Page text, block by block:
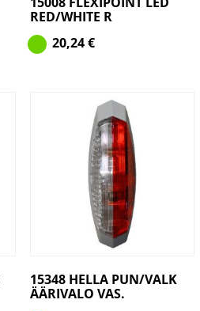
RED/WHITE R
20,24€
15348 HELLA PUN/VALK
ÄÄRIVALO VAS.